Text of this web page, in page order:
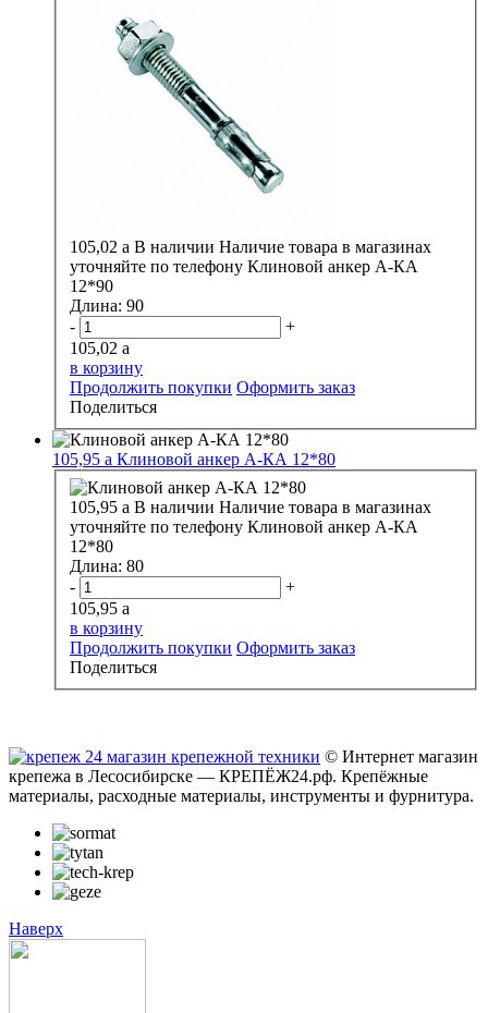
105,02 a В наличии Наличие товара в магазинах
уточняйте по телефону Клиновой анкер А-КА
12*90
Длина: 90
-
+
105,02 a
в корзину
Продолжить покупки Оформить заказ
Поделиться
105,95 a Клиновой анкер А-КА 12*80
105,95 a В наличии Наличие товара в магазинах
уточняйте по телефону Клиновой анкер А-КА
12*80
Длина: 80
-
+
105,95 a
в корзину
Продолжить покупки Оформить заказ
Поделиться
© Интернет магазин
крепежа в Лесосибирске — КРЕПЁЖ24.рф. Крепёжные
материалы, расходные материалы, инструменты и фурнитура.
Наверх